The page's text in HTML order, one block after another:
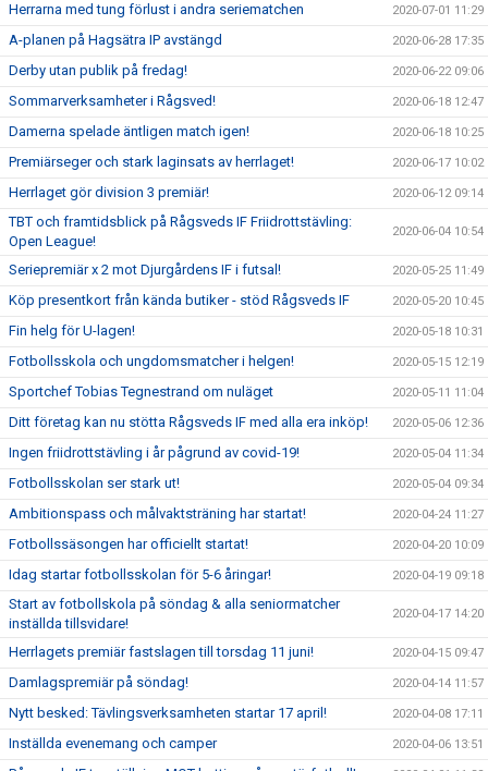
Herrarna med tung förlust i andra seriematchen 2020-07-01 11:29
A-planen på Hagsätra IP avstängd 2020-06-28 17:35
Derby utan publik på fredag! 2020-06-22 09:06
Sommarverksamheter i Rågsved! 2020-06-18 12:47
Damerna spelade äntligen match igen! 2020-06-18 10:25
Premiärseger och stark laginsats av herrlaget! 2020-06-17 10:02
Herrlaget gör division 3 premiär! 2020-06-12 09:14
TBT och framtidsblick på Rågsveds IF Friidrottstävling:
Open League!
2020-06-04 10:54
Seriepremiär x 2 mot Djurgårdens IF i futsal! 2020-05-25 11:49
Köp presentkort från kända butiker - stöd Rågsveds IF 2020-05-20 10:45
Fin helg för U-lagen! 2020-05-18 10:31
Fotbollsskola och ungdomsmatcher i helgen! 2020-05-15 12:19
Sportchef Tobias Tegnestrand om nuläget 2020-05-11 11:04
Ditt företag kan nu stötta Rågsveds IF med alla era inköp! 2020-05-06 12:36
Ingen friidrottstävling i år pågrund av covid-19! 2020-05-04 11:34
Fotbollsskolan ser stark ut! 2020-05-04 09:34
Ambitionspass och målvaktsträning har startat! 2020-04-24 11:27
Fotbollssäsongen har officiellt startat! 2020-04-20 10:09
Idag startar fotbollsskolan för 5-6 åringar! 2020-04-19 09:18
Start av fotbollskola på söndag & alla seniormatcher
inställda tillsvidare!
2020-04-17 14:20
Herrlagets premiär fastslagen till torsdag 11 juni! 2020-04-15 09:47
Damlagspremiär på söndag! 2020-04-14 11:57
Nytt besked: Tävlingsverksamheten startar 17 april! 2020-04-08 17:11
Inställda evenemang och camper 2020-04-06 13:51